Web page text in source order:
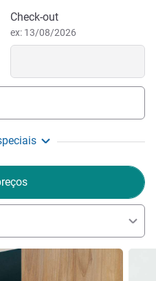
Check-out
ex: 13/08/2026